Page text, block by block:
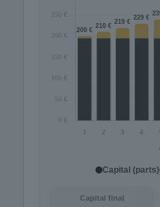
Capital (parts)
Capital final